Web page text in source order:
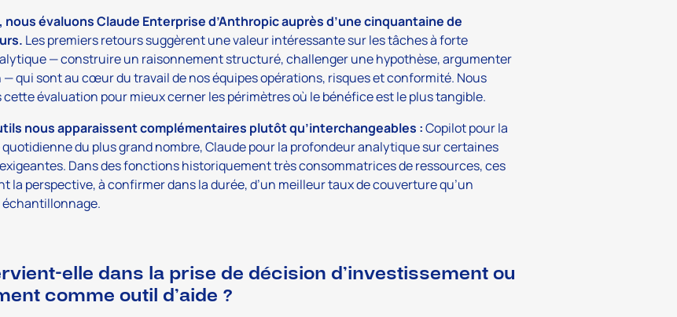
nous évaluons Claude Enterprise d’Anthropic auprès d’une cinquantaine de
Les premiers retours suggèrent une valeur intéressante sur les tâches à forte
— construire un raisonnement structuré, challenger une hypothèse, argumenter
— qui sont au cœur du travail de nos équipes opérations, risques et conformité. Nous
évaluation pour mieux cerner les périmètres où le bénéfice est le plus tangible.
nous apparaissent complémentaires plutôt qu’interchangeables :Copilot pour la
du plus grand nombre, Claude pour la profondeur analytique sur certaines
Dans des fonctions historiquement très consommatrices de ressources, ces
la perspective, à confirmer dans la durée, d’un meilleur taux de couverture qu’un
elle dans la prise de décision d’investissement ou
comme outil d’aide ?